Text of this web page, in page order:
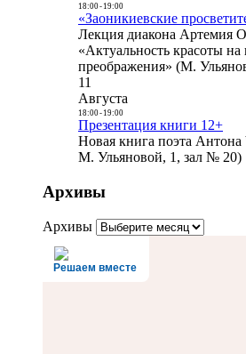
18:00- 19:00
«Заоникиевские
Лекция диакона Артемия
«Актуальность красоты на
преображения» (М.
11
Августа
18:00- 19:00
Презентация книги 12+
Новая книга поэта
М. Ульяновой, 1, зал № 20)
Архивы
Архивы
Решаем вместе